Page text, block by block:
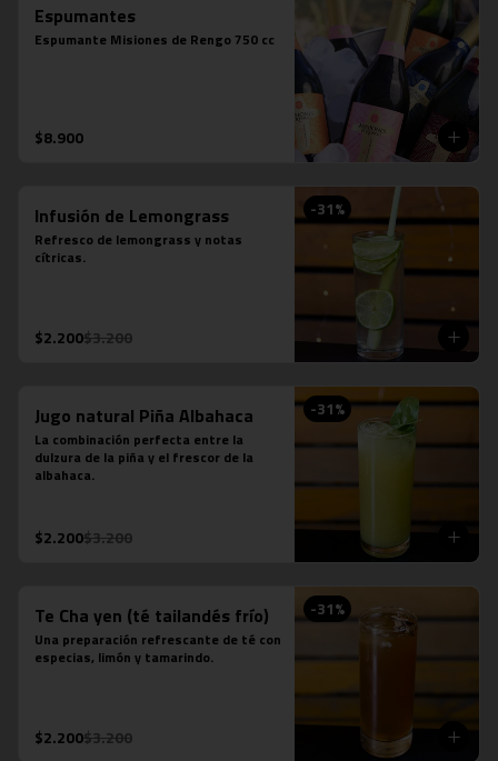
Espumantes
Espumante Misiones de Rengo 750 cc
$8.900
-31%
Infusión de Lemongrass
Refresco de lemongrass y notas
cítricas.
$2.200$3.200
-31%
Jugo natural Piña Albahaca
La combinación perfecta entre la
dulzura de la piña y el frescor de la
albahaca.
$2.200$3.200
-31%
Te Cha yen (té tailandés frío)
Una preparación refrescante de té con
especias, limón y tamarindo.
$2.200$3.200